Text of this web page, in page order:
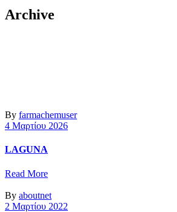
Archive
By farmachemuser
4 Μαρτίου 2026
LAGUNA
Read More
By aboutnet
2 Μαρτίου 2022